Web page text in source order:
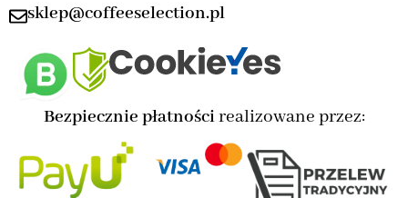
sklep@coffeeselection.pl
Bezpiecznie płatnościrealizowane przez: